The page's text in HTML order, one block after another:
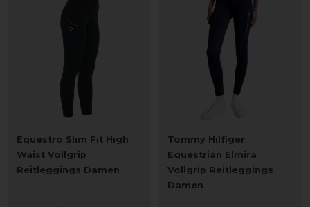
Equestro Slim Fit High
Waist Vollgrip
Reitleggings Damen
Tommy Hilfiger
Equestrian Elmira
Vollgrip Reitleggings
Damen